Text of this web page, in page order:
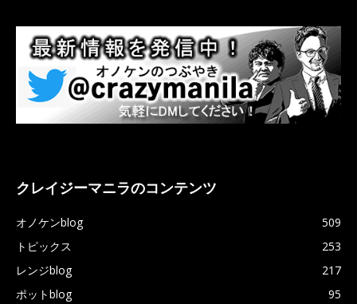
クレイジーマニラのコンテンツ
オノケンblog
509
トピックス
253
レンジblog
217
ポットblog
95